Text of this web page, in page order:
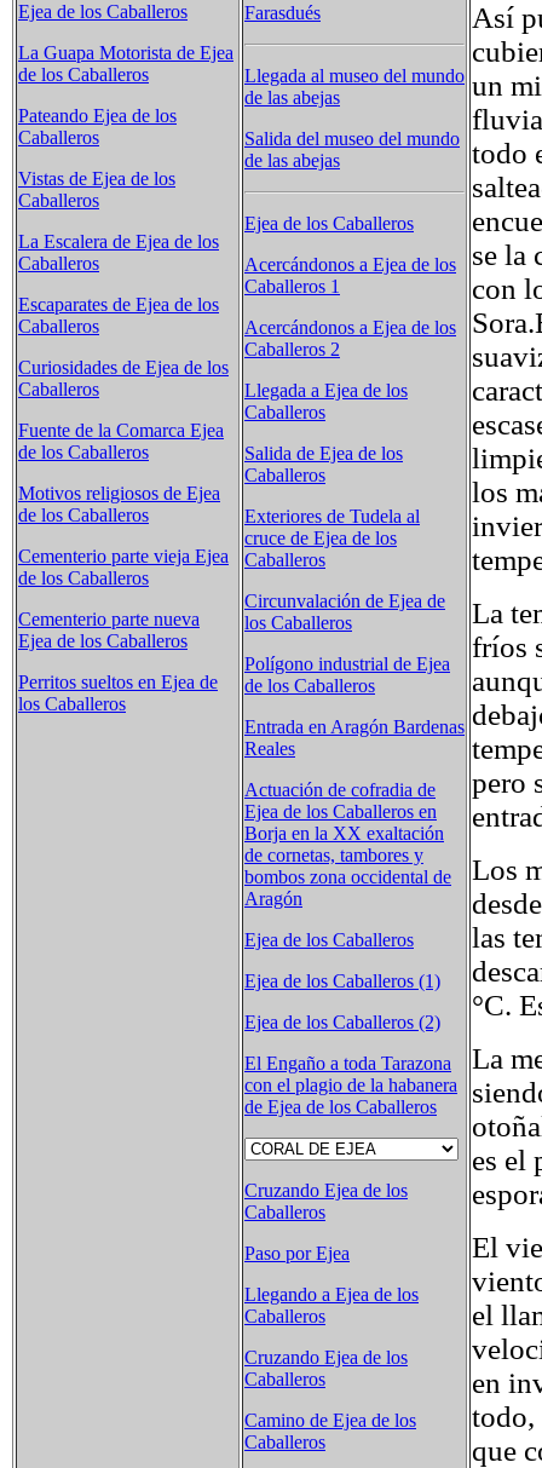
Ejea de los Caballeros
La Guapa Motorista de Ejea
de los Caballeros
Pateando Ejea de los
Caballeros
Vistas de Ejea de los
Caballeros
La Escalera de Ejea de los
Caballeros
Escaparates de Ejea de los
Caballeros
Curiosidades de Ejea de los
Caballeros
Fuente de la Comarca Ejea
de los Caballeros
Motivos religiosos de Ejea
de los Caballeros
Cementerio parte vieja Ejea
de los Caballeros
Cementerio parte nueva
Ejea de los Caballeros
Perritos sueltos en Ejea de
los Caballeros
Farasdués
Llegada al museo del mundo
de las abejas
Salida del museo del mundo
de las abejas
Ejea de los Caballeros
Acercándonos a Ejea de los
Caballeros 1
Acercándonos a Ejea de los
Caballeros 2
Llegada a Ejea de los
Caballeros
Salida de Ejea de los
Caballeros
Exteriores de Tudela al
cruce de Ejea de los
Caballeros
Circunvalación de Ejea de
los Caballeros
Polígono industrial de Ejea
de los Caballeros
Entrada en Aragón Bardenas
Reales
Actuación de cofradia de
Ejea de los Caballeros en
Borja en la XX exaltación
de cornetas, tambores y
bombos zona occidental de
Aragón
Ejea de los Caballeros
Ejea de los Caballeros (1)
Ejea de los Caballeros (2)
El Engaño a toda Tarazona
con el plagio de la habanera
de Ejea de los Caballeros
Cruzando Ejea de los
Caballeros
Paso por Ejea
Llegando a Ejea de los
Caballeros
Cruzando Ejea de los
Caballeros
Camino de Ejea de los
Caballeros
Así
un
todo
se la
con
los
La
fríos
pero
Los
las
°C.
La
es el
El
el
en
todo,
que